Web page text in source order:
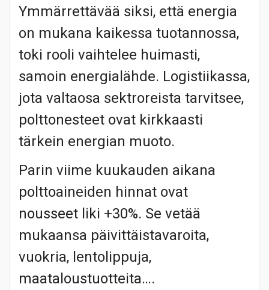
Ymmärrettävää siksi, että energia
on mukana kaikessa tuotannossa,
toki rooli vaihtelee huimasti,
samoin energialähde. Logistiikassa,
jota valtaosa sektroreista tarvitsee,
polttonesteet ovat kirkkaasti
tärkein energian muoto.
Parin viime kuukauden aikana
polttoaineiden hinnat ovat
nousseet liki +30%. Se vetää
mukaansa päivittäistavaroita,
vuokria, lentolippuja,
maataloustuotteita….